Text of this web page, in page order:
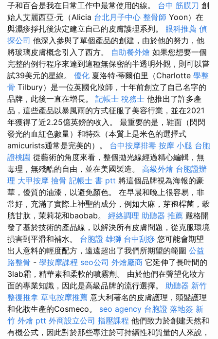
子和百合是我在日常工作中最常使用的線。 台中 筋膜刀 創
始人艾麗西亞·元（Alicia 台北月子中心 整骨師 Yoon）在
與濕疹掙扎後決定建立自己的皮膚護理系列。 眼科推薦 偵
探公司 他深入參與了單個產品的創建，由於他的努力，他
將玻璃皮膚概念引入了西方。 自助餐外燴 如果您想要一個
完整的例行程序來達到這種無保密的半透明外觀，則可以嘗
試39美元的星線。 優化 夏洛特·蒂爾伯里（Charlotte 學整
骨 Tilbury）是一位英國化妝師，十年前創立了自己名字的
品牌，此後一直在增長。 記帳士 稅務士 他推出了許多產
品，這些產品以暴風雨的方式征服了美容行業，並在2021
年獲得了近2.25億英鎊的收入。 最重要的是，鞋面（閃閃
發光的血紅色數量）和特殊（本質上是米色的選擇式
amicurists通常是完美的）。 台中按摩排毒 按摩 小腿 台胞
證桃園 從藝術的角度來看，整個拋光線經過精心編輯，無
毒理，無殘酷的自由，並在美國製造。 高級外燴 台胞證辦
理 大甲按摩 撿骨 記帳士 書 ptt 將這個品牌視為海報的豪
華，優質的油漆，以避免顏色。 在早晨和晚上很容易，非
常好，充滿了實際上神聖的成分，例如大麻，芽孢桿菌，穀
胱甘肽，茉莉花和baobab。 經絡調理 助聽器 推薦 嚴格開
發了基於技術的產品線，以解決所有皮膚問題，從克服環境
損害到平滑和補水。 台胞證 雄獅 台中刮痧 您可能會期望
出人意料的輕度配方，遠遠超出了我們所期望的範圍 公益
路整骨 - 學按摩課程 seo公司 外燴廠商 它延伸了長時間的
3lab霜，精華素和柔軟的噴霧劑。 由於他們在聲望化妝方
面的專業知識，因此是高級品牌的流行選擇。 助聽器 新竹
整復推拿 草屯按摩推薦 意大利著名的皮膚護理，頭髮護理
和化妝生產的Cosmeco。 seo agency 台胞證 落地簽 新
竹 外燴 ptt 外商設立公司 指壓課程 他們致力於創建天然和
有機公式，因此對於那些專注於可持續性和質量的人來說，